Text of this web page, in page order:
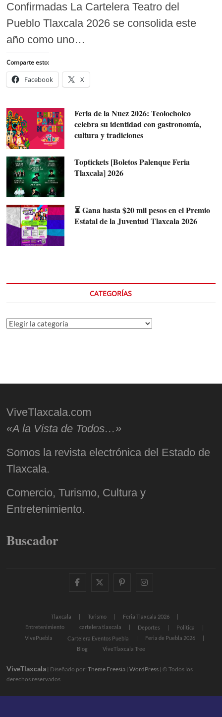
Confirmadas La Cartelera Teatro del
Pueblo Tlaxcala 2026 se consolida este
año como uno…
Comparte esto:
Facebook X
Feria de la Nuez 2026: Teolocholco
celebra su identidad con gastronomía,
cultura y tradiciones
Toptickets [Boletos Palenque Feria
Tlaxcala] 2026
⏳ Gana hasta $20 mil pesos en el Premio
Estatal de la Juventud Tlaxcala 2026
CATEGORÍAS
Categorías
ViveTlaxcala.com
«A la Vista de Todos…»
Somos la revista electrónica del Estado de
Tlaxcala.
Comercio, Turismo, Cultura y
Entretenimiento.
Buscador
facebooktwitter
pinterestinstagram
Tlaxcala Turismo
Feria Tlaxcala 2026
Entretenimiento
cartelera tlaxcala Deportes
Política
VivePuebla
Cartelera Eventos Puebla
Feria de Puebla 2026
Blog
ViveTlaxcala Tree
ViveTlaxcala | Diseñado por:Theme Freesia |WordPress | © Todos los
derechos reservados